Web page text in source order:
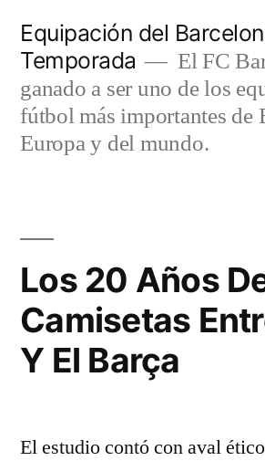
contenido
Equipación del
Temporada
El FC
ganado a ser uno de los
fútbol más importantes de
Europa y del mundo.
Los 20 Años
Camisetas
Y El Barça
El estudio contó con aval